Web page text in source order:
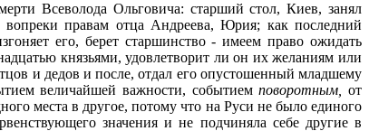
Всеволода Ольговича: старший стол, Киев, занял
вопреки правам отца Андреева, Юрия; как последний
его, берет старшинство - имеем право ожидать
князьями, удовлетворит ли он их желаниям или
и дедов и после, отдал его опустошенный младшему
величайшей важности, событиемповоротным,от
места в другое, потому что на Руси не было единого
значения и не подчиняла себе другие в